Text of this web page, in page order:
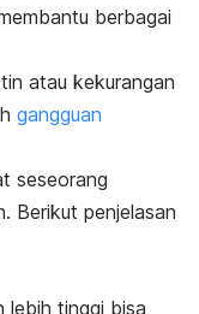
berbagai
atau kekurangan
gangguan
seseorang
Berikut penjelasan
lebih tinggi bisa